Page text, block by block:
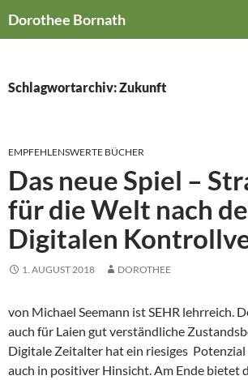
Inhalt
Dorothee Bornath
Schlagwortarchiv: Zukunft
EMPFEHLENSWERTE BÜCHER
Das neue Spiel –
für die Welt nach
Digitalen
1. AUGUST 2018 DOROTHEE
von Michael Seemann ist SEHR lehrreich.
auch für Laien gut verständliche
Digitale Zeitalter hat ein riesiges Potenzial
auch in positiver Hinsicht. Am Ende bietet